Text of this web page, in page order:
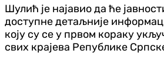
Шулић је најавио да ће
доступне детаљније
коју су се у првом кораку
свих крајева Републике